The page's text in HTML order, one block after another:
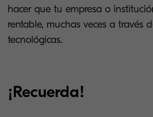
hacer que tu empresa o
rentable, muchas veces a través
tecnológicas.
¡Recuerda!